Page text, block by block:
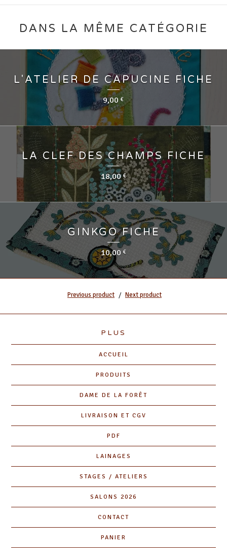
DANS LA MÊME CATÉGORIE
L'ATELIER DE CAPUCINE FICHE
9,00 €
LA CLEF DES CHAMPS FICHE
18,00 €
GINKGO FICHE
10,00 €
Previous product Next product
PLUS
ACCUEIL
PRODUITS
DAME DE LA FORÊT
LIVRAISON ET CGV
PDF
LAINAGES
STAGES / ATELIERS
SALONS 2026
CONTACT
PANIER